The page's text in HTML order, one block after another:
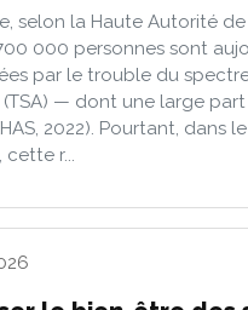
selon la Haute Autorité
000 personnes sont
par le trouble du
(TSA) — dont une large
2022). Pourtant, dans
cette r...